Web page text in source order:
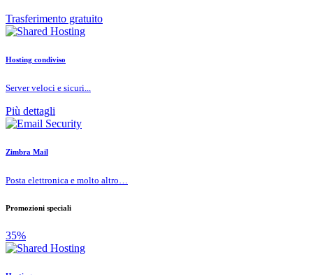
Trasferimento gratuito
Hosting condiviso
Server veloci e sicuri...
Più dettagli
Zimbra Mail
Posta elettronica e molto altro…
Promozioni speciali
35%